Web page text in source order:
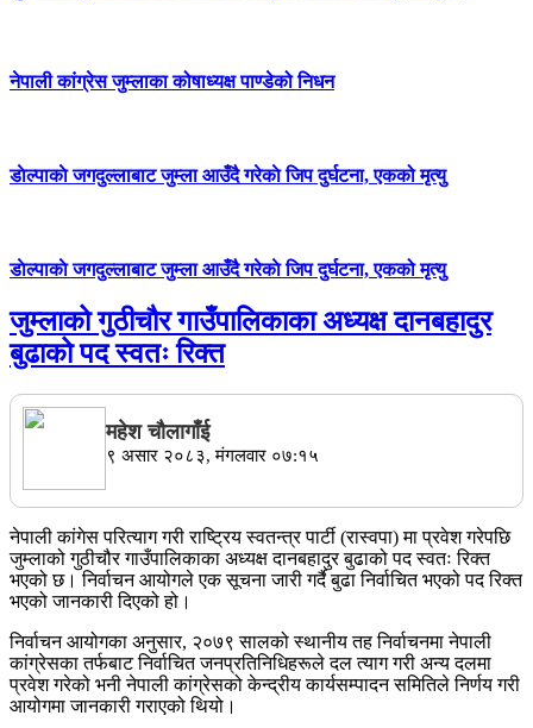
नेपाली कांग्रेस जुम्लाका कोषाध्यक्ष पाण्डेको निधन
डाेल्पाकाे जगदुल्लाबाट जुम्ला आउँदै गरेकाे जिप दुर्घटना, एकको मृत्यु
डाेल्पाकाे जगदुल्लाबाट जुम्ला आउँदै गरेकाे जिप दुर्घटना, एकको मृत्यु
जुम्लाको गुठीचौर गाउँपालिकाका अध्यक्ष दानबहादुर
बुढाको पद स्वतः रिक्त
महेश चाैलागाँई
९ असार २०८३, मंगलवार ०७:१५
नेपाली कांगेस परित्याग गरी राष्ट्रिय स्वतन्त्र पार्टी (रास्वपा) मा प्रवेश गरेपछि
जुम्लाको गुठीचौर गाउँपालिकाका अध्यक्ष दानबहादुर बुढाको पद स्वतः रिक्त
भएको छ। निर्वाचन आयोगले एक सूचना जारी गर्दै बुढा निर्वाचित भएको पद रिक्त
भएको जानकारी दिएको हो।
​निर्वाचन आयोगका अनुसार, २०७९ सालको स्थानीय तह निर्वाचनमा नेपाली
कांग्रेसका तर्फबाट निर्वाचित जनप्रतिनिधिहरूले दल त्याग गरी अन्य दलमा
प्रवेश गरेको भनी नेपाली कांग्रेसको केन्द्रीय कार्यसम्पादन समितिले निर्णय गरी
आयोगमा जानकारी गराएको थियो।